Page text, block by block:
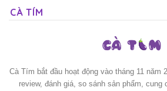
CÀ TÍM
Cà Tím bắt đầu hoạt động vào tháng 11 năm
review, đánh giá, so sánh sản phẩm, cung